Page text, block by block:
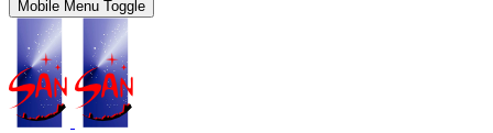
Mobile Menu Toggle